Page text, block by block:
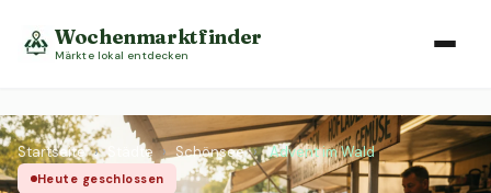
Wochenmarktfinder
Märkte lokal entdecken
Startseite › Städte › Schönsee › Advent im Wald
Heute geschlossen